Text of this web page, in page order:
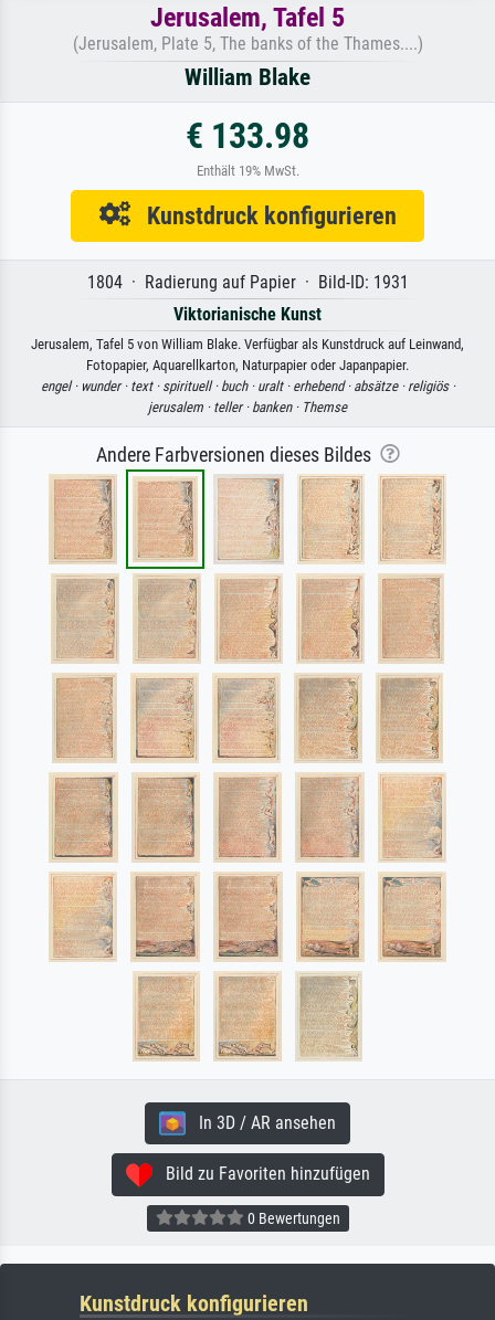
Jerusalem, Tafel 5
(Jerusalem, Plate 5, The banks of the Thames....)
William Blake
€ 133.98
Enthält 19% MwSt.
Kunstdruck konfigurieren
1804 · Radierung auf Papier · Bild-ID: 1931
Viktorianische Kunst
Jerusalem, Tafel 5 von William Blake. Verfügbar als Kunstdruck auf Leinwand,
Fotopapier, Aquarellkarton, Naturpapier oder Japanpapier.
engel · wunder · text · spirituell · buch · uralt · erhebend · absätze · religiös ·
jerusalem · teller · banken · Themse
Andere Farbversionen dieses Bildes
In 3D / AR ansehen
Bild zu Favoriten hinzufügen
0 Bewertungen
Kunstdruck konfigurieren